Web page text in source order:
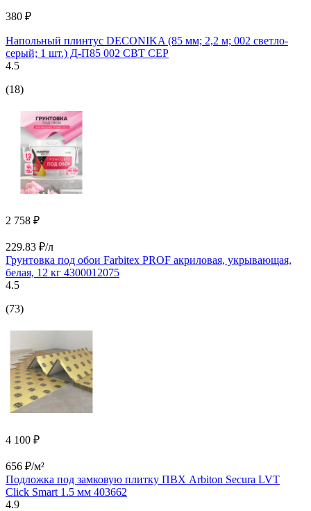
380 ₽
Напольный плинтус DECONIKA (85 мм; 2,2 м; 002 светло-
серый; 1 шт.) Д-П85 002 СВТ СЕР
4.5
(18)
2 758 ₽
229.83 ₽/л
Грунтовка под обои Farbitex PROF акриловая, укрывающая,
белая, 12 кг 4300012075
4.5
(73)
4 100 ₽
656 ₽/м²
Подложка под замковую плитку ПВХ Arbiton Secura LVT
Click Smart 1.5 мм 403662
4.9